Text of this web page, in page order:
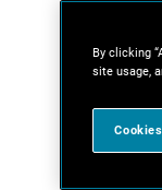
By clicking
site usage,